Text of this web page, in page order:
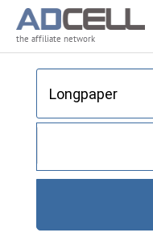
the affiliate network